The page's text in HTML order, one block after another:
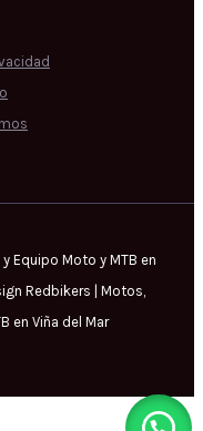
Equipo Moto y MTB en
Redbikers | Motos,
en Viña del Mar